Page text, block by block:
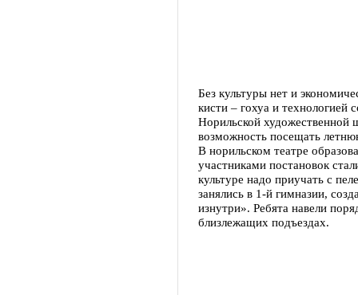
Без культуры нет и
кисти – гохуа и технологией
Норильской художественной
возможность посещать
В норильском театре
участниками постановок
культуре надо приучать с
занялись в 1-й гимназии,
изнутри». Ребята навели
близлежащих подъездах.